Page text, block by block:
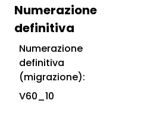
Numerazione
definitiva
Numerazione
definitiva
(migrazione):
V60_10